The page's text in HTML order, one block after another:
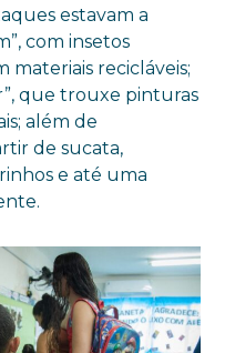
estavam a
com insetos
materiais recicláveis;
que trouxe pinturas
além de
de sucata,
e até uma